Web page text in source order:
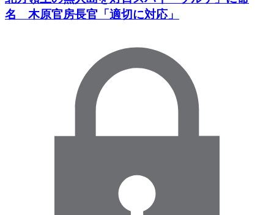
名 木原官房長官「適切に対応」